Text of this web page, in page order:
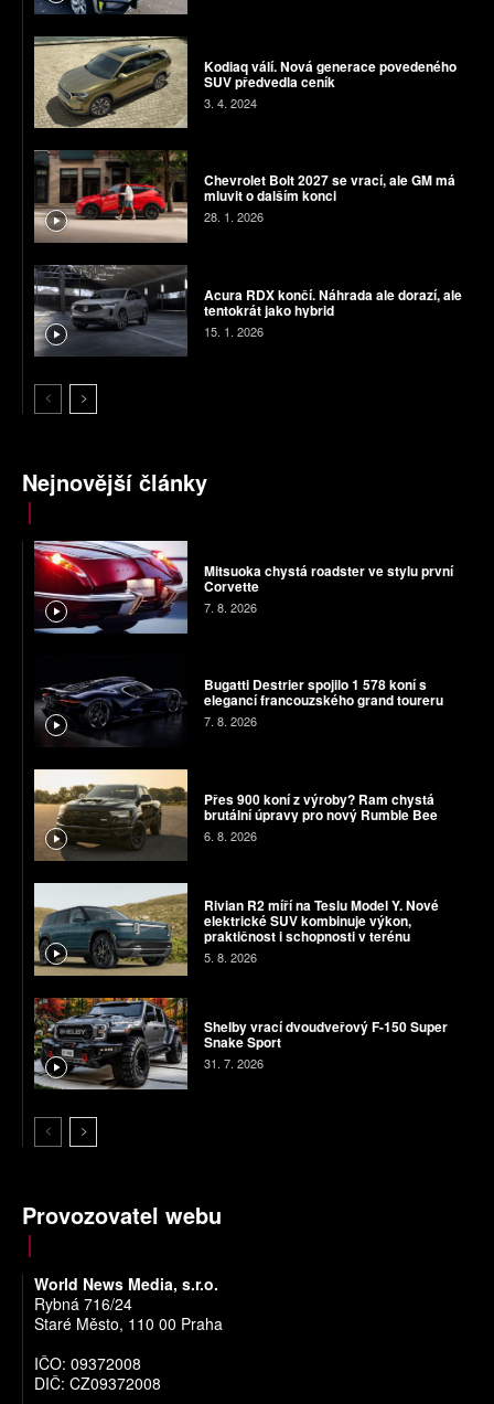
Kodiaq válí. Nová generace povedeného
SUV předvedla ceník
3. 4. 2024
Chevrolet Bolt 2027 se vrací, ale GM má
mluvit o dalším konci
28. 1. 2026
Acura RDX končí. Náhrada ale dorazí, ale
tentokrát jako hybrid
15. 1. 2026
Nejnovější články
Mitsuoka chystá roadster ve stylu první
Corvette
7. 8. 2026
Bugatti Destrier spojilo 1 578 koní s
elegancí francouzského grand toureru
7. 8. 2026
Přes 900 koní z výroby? Ram chystá
brutální úpravy pro nový Rumble Bee
6. 8. 2026
Rivian R2 míří na Teslu Model Y. Nové
elektrické SUV kombinuje výkon,
praktičnost i schopnosti v terénu
5. 8. 2026
Shelby vrací dvoudveřový F-150 Super
Snake Sport
31. 7. 2026
Provozovatel webu
World News Media, s.r.o.
Rybná 716/24
Staré Město, 110 00 Praha
IČO: 09372008
DIČ: CZ09372008